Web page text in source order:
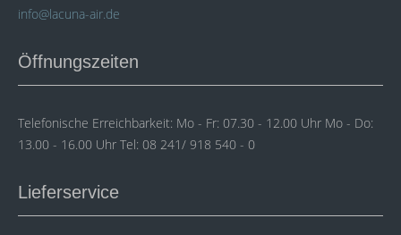
info@lacuna-air.de
Öffnungszeiten
Telefonische Erreichbarkeit: Mo - Fr: 07.30 - 12.00 Uhr Mo - Do:
13.00 - 16.00 Uhr Tel: 08 241/ 918 540 - 0
Lieferservice